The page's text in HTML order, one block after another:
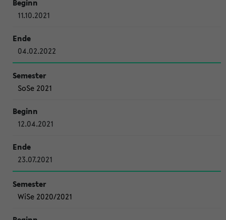
11.10.2021
04.02.2022
SoSe 2021
12.04.2021
23.07.2021
WiSe 2020/2021